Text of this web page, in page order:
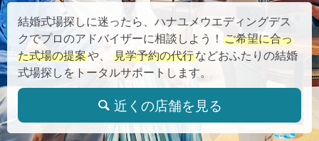
結婚式場探しに迷ったら、ハナユメウエディングデス
クでプロのアドバイザーに相談しよう！ ご希望に合っ
た式場の提案や、 見学予約の代行などおふたりの結婚
式場探しをトータルサポートします。
近くの店舗を見る